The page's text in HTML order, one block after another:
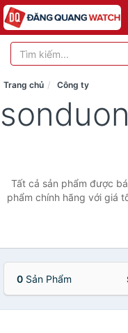
Trang chủ Công ty
Tất cả sản phẩm được
phẩm chính hãng với giá
0 Sản Phẩm